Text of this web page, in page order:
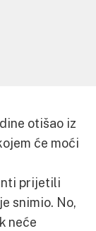
otišao iz
će moći
prijetili
snimio. No,
neće